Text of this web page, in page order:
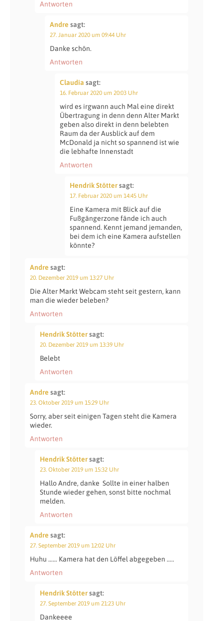
Antworten
Andre sagt:
27. Januar 2020 um 09:44 Uhr
Danke schön.
Antworten
Claudia sagt:
16. Februar 2020 um 20:03 Uhr
wird es irgwann auch Mal eine direkt
Übertragung in denn denn Alter Markt
geben also direkt in denn belebten
Raum da der Ausblick auf dem
McDonald ja nicht so spannend ist wie
die lebhafte Innenstadt
Antworten
Hendrik Stöttersagt:
17. Februar 2020 um 14:45 Uhr
Eine Kamera mit Blick auf die
Fußgängerzone fände ich auch
spannend. Kennt jemand jemanden,
bei dem ich eine Kamera aufstellen
könnte?
Andre sagt:
20. Dezember 2019 um 13:27 Uhr
Die Alter Markt Webcam steht seit gestern, kann
man die wieder beleben?
Antworten
Hendrik Stöttersagt:
20. Dezember 2019 um 13:39 Uhr
Belebt
Antworten
Andre sagt:
23. Oktober 2019 um 15:29 Uhr
Sorry, aber seit einigen Tagen steht die Kamera
wieder.
Antworten
Hendrik Stöttersagt:
23. Oktober 2019 um 15:32 Uhr
Hallo Andre, danke Sollte in einer halben
Stunde wieder gehen, sonst bitte nochmal
melden.
Antworten
Andre sagt:
27. September 2019 um 12:02 Uhr
Huhu …… Kamera hat den Löffel abgegeben …..
Antworten
Hendrik Stöttersagt:
27. September 2019 um 21:23 Uhr
Dankeeee